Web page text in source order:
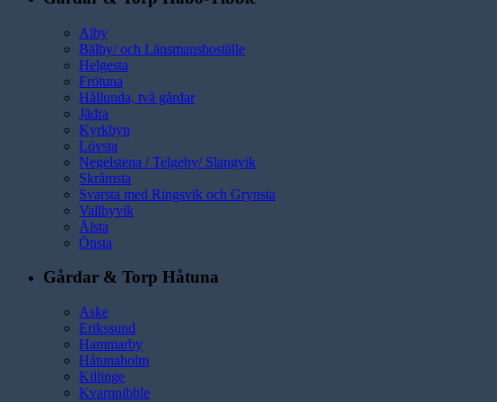
Alby
Bälby/ och Länsmansboställe
Helgesta
Frötuna
Hållunda, två gårdar
Jädra
Kyrkbyn
Lövsta
Negelstena / Telgeby/ Slangvik
Skråmsta
Svarsta med Ringsvik och Grynsta
Vallbyvik
Ålsta
Önsta
Gårdar & Torp Håtuna
Aske
Erikssund
Hammarby
Håtunaholm
Killinge
Kvarnnibble